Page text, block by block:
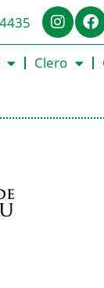
Clero